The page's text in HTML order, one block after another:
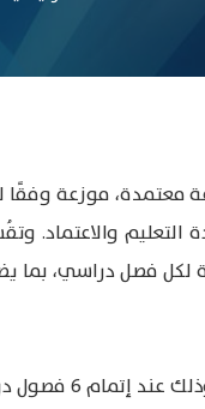
والعلوم الإدارية – بجامعة المدينة بالقاهرة – درجة
التعليم والاعتماد.
فصول دراسية كحد أدنى، وبمتوسط يتراوح بين 15